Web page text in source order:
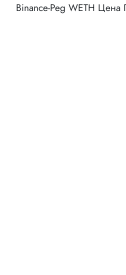
Binance-Peg WETH Цена